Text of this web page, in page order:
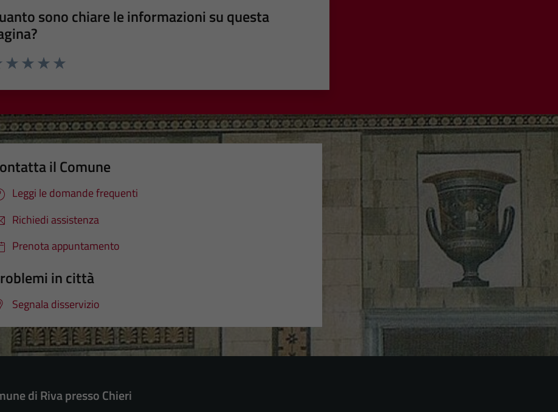
sono chiare le informazioni su questa
il Comune
Leggi le domande frequenti
Richiedi assistenza
Prenota appuntamento
in città
Segnala disservizio
di Riva presso Chieri